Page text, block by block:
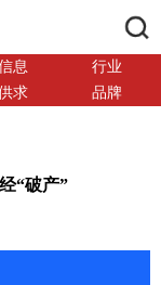
息
行业
求 品牌
“破产”